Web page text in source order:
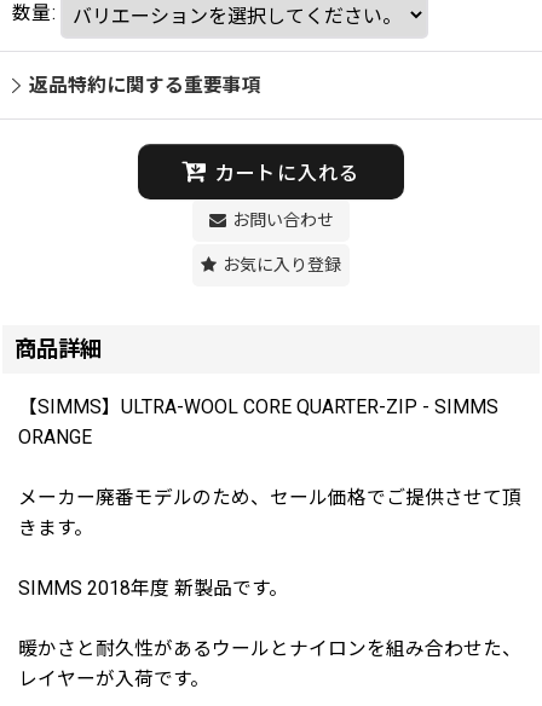
数量:
返品特約に関する重要事項
カートに入れる
お問い合わせ
お気に入り登録
商品詳細
【SIMMS】ULTRA-WOOL CORE QUARTER-ZIP - SIMMS
ORANGE
メーカー廃番モデルのため、セール価格でご提供させて頂
きます。
SIMMS 2018年度 新製品です。
暖かさと耐久性があるウールとナイロンを組み合わせた、
レイヤーが入荷です。